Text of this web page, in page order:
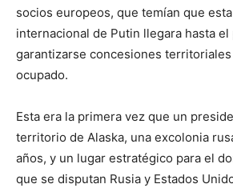
socios europeos, que temían que
internacional de Putin llegara hasta
garantizarse concesiones
ocupado.
Esta era la primera vez que un
territorio de Alaska, una excolonia
años, y un lugar estratégico para el
que se disputan Rusia y Estados